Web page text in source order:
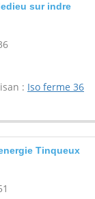
sur indre
: Iso ferme 36
Tinqueux